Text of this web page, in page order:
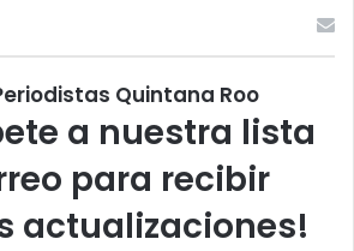
Quintana Roo
a nuestra lista
para recibir
actualizaciones!